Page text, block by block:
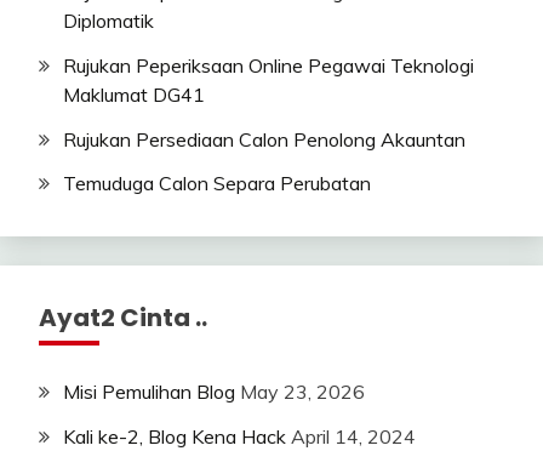
Diplomatik
Rujukan Peperiksaan Online Pegawai Teknologi
Maklumat DG41
Rujukan Persediaan Calon Penolong Akauntan
Temuduga Calon Separa Perubatan
Ayat2 Cinta ..
Misi Pemulihan Blog May 23, 2026
Kali ke-2, Blog Kena Hack April 14, 2024